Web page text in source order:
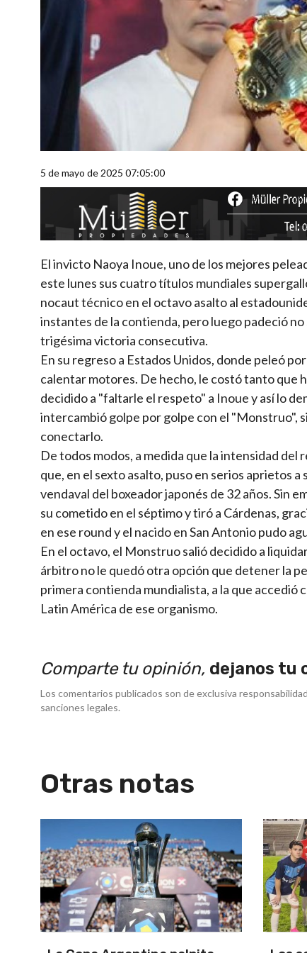
5 de mayo de 2025 07:05:00
El invicto Naoya Inoue, uno de los mejores
este lunes sus cuatro títulos mundiales
nocaut técnico en el octavo asalto al
instantes de la contienda, pero luego padeció
trigésima victoria consecutiva.
En su regreso a Estados Unidos, donde peleó
calentar motores. De hecho, le costó tanto que
decidido a "faltarle el respeto" a Inoue y así lo
intercambió golpe por golpe con el "Monstruo",
conectarlo.
De todos modos, a medida que la intensidad
que, en el sexto asalto, puso en serios aprietos
vendaval del boxeador japonés de 32 años. Sin
su cometido en el séptimo y tiró a Cárdenas,
en ese round y el nacido en San Antonio pudo
En el octavo, el Monstruo salió decidido a
árbitro no le quedó otra opción que detener la
primera contienda mundialista, a la que accedió
Latin América de ese organismo.
Comparte tu opinión, dejanos tu
Los comentarios publicados son de exclusiva
sanciones legales.
Otras notas